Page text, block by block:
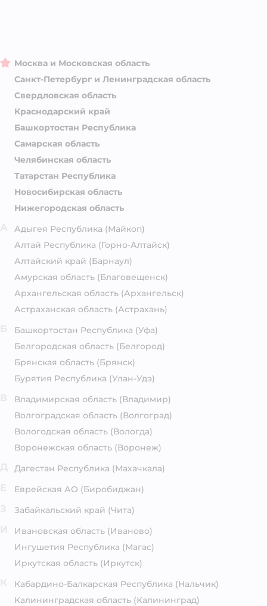
Москва и Московская область
Санкт-Петербург и Ленинградская область
Свердловская область
Краснодарский край
Башкортостан Республика
Самарская область
Челябинская область
Татарстан Республика
Новосибирская область
Нижегородская область
Адыгея Республика (Майкоп)
Алтай Республика (Горно-Алтайск)
Алтайский край (Барнаул)
Амурская область (Благовещенск)
Архангельская область (Архангельск)
Астраханская область (Астрахань)
Башкортостан Республика (Уфа)
Белгородская область (Белгород)
Брянская область (Брянск)
Бурятия Республика (Улан-Удэ)
Владимирская область (Владимир)
Волгоградская область (Волгоград)
Вологодская область (Вологда)
Воронежская область (Воронеж)
Дагестан Республика (Махачкала)
Еврейская АО (Биробиджан)
Забайкальский край (Чита)
Ивановская область (Иваново)
Ингушетия Республика (Магас)
Иркутская область (Иркутск)
Кабардино-Балкарская Республика (Нальчик)
Калининградская область (Калининград)